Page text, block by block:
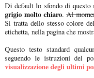
Di default lo sfondo di questo
grigio molto chiaro.Al
Si tratta dello stesso colore
etichetta, nella pagina che
Questo testo standard
seguendo le istruzioni del
visualizzazione degli ultimi